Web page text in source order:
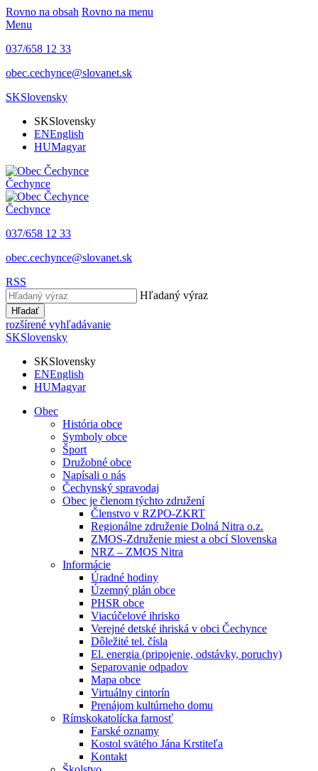
Rovno na obsah Rovno na menu
Menu
037/658 12 33
obec.cechynce@slovanet.sk
SKSlovensky
SKSlovensky
ENEnglish
HUMagyar
Čechynce
Čechynce
037/658 12 33
obec.cechynce@slovanet.sk
RSS
Hľadaný výraz
Hľadať
rozšírené vyhľadávanie
SKSlovensky
SKSlovensky
ENEnglish
HUMagyar
Obec
História obce
Symboly obce
Šport
Družobné obce
Napísali o nás
Čechynský spravodaj
Obec je členom týchto združení
Členstvo v RZPO-ZKRT
Regionálne združenie Dolná Nitra o.z.
ZMOS-Združenie miest a obcí Slovenska
NRZ – ZMOS Nitra
Informácie
Úradné hodiny
Územný plán obce
PHSR obce
Viacúčelové ihrisko
Verejné detské ihriská v obci Čechynce
Dôležité tel. čísla
El. energia (pripojenie, odstávky, poruchy)
Separovanie odpadov
Mapa obce
Virtuálny cintorín
Prenájom kultúrneho domu
Rímskokatolícka farnosť
Farské oznamy
Kostol svätého Jána Krstiteľa
Kontakt